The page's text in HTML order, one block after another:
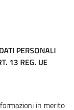
PERSONALI
13 REG. UE
in merito